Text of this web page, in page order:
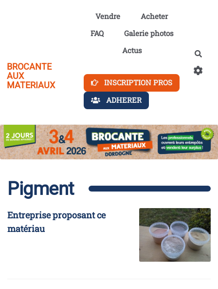
Aller au contenu principal
BROCANTE
AUX
MATERIAUX
Vendre
Acheter
FAQ
Galerie photos
Actus
INSCRIPTION PROS
ADHERER
Pigment
Entreprise proposant ce
matériau